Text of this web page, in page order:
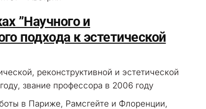
”Научного и
подхода к эстетической
реконструктивной и эстетической
звание профессора в 2006 году
в Париже, Рамсгейте и Флоренции,